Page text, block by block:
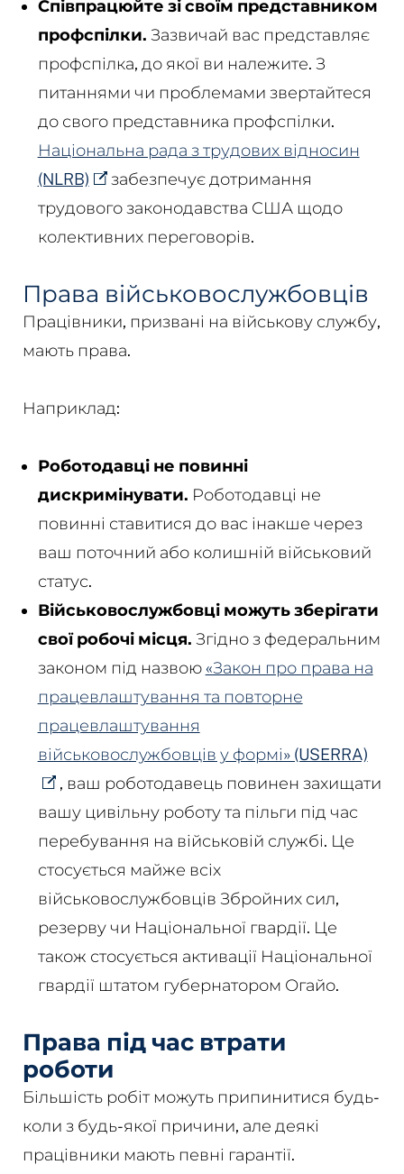
Співпрацюйте зі своїм представником
профспілки. Зазвичай вас представляє
профспілка, до якої ви належите. З
питаннями чи проблемами звертайтеся
до свого представника профспілки.
Національна рада з трудових відносин
(NLRB)
забезпечує дотримання
трудового законодавства США щодо
колективних переговорів.
Права військовослужбовців
Працівники, призвані на військову службу,
мають права.
Наприклад:
Роботодавці не повинні
дискримінувати. Роботодавці не
повинні ставитися до вас інакше через
ваш поточний або колишній військовий
статус.
Військовослужбовці можуть зберігати
свої робочі місця. Згідно з федеральним
законом під назвою«Закон про права на
працевлаштування та повторне
працевлаштування
військовослужбовців у формі» (USERRA)
, ваш роботодавець повинен захищати
вашу цивільну роботу та пільги під час
перебування на військовій службі. Це
стосується майже всіх
військовослужбовців Збройних сил,
резерву чи Національної гвардії. Це
також стосується активації Національної
гвардії штатом губернатором Огайо.
Права під час втрати
роботи
Більшість робіт можуть припинитися будь-
коли з будь-якої причини, але деякі
працівники мають певні гарантії.